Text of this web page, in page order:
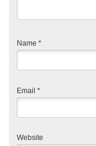
Name *
Email *
Website